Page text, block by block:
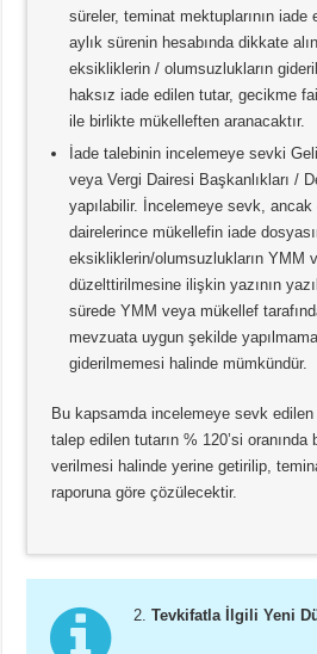
süreler, teminat mektuplarının
aylık sürenin hesabında dikkate
eksikliklerin / olumsuzlukların
haksız iade edilen tutar, gecikme
ile birlikte mükelleften aranacaktır.
İade talebinin incelemeye sevki
veya Vergi Dairesi Başkanlıkları /
yapılabilir. İncelemeye sevk,
dairelerince mükellefin iade
eksikliklerin/olumsuzlukların YMM
düzelttirilmesine ilişkin yazının
sürede YMM veya mükellef
mevzuata uygun şekilde
giderilmemesi halinde mümkündür.
Bu kapsamda incelemeye sevk
talep edilen tutarın % 120’si
verilmesi halinde yerine getirilip,
raporuna göre çözülecektir.
2.Tevkifatla İlgili Yeni